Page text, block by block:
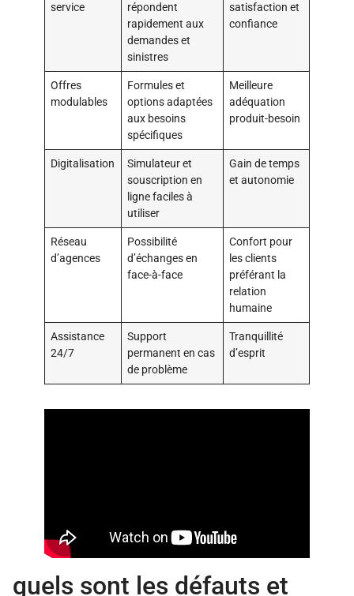
service
répondent
rapidement aux
demandes et
sinistres
satisfaction et
confiance
Offres
modulables
Formules et
options adaptées
aux besoins
spécifiques
Meilleure
adéquation
produit-besoin
Digitalisation
Simulateur et
souscription en
ligne faciles à
utiliser
Gain de temps
et autonomie
Réseau
d’agences
Possibilité
d’échanges en
face-à-face
Confort pour
les clients
préférant la
relation
humaine
Assistance
24/7
Support
permanent en cas
de problème
Tranquillité
d’esprit
quels sont les défauts et